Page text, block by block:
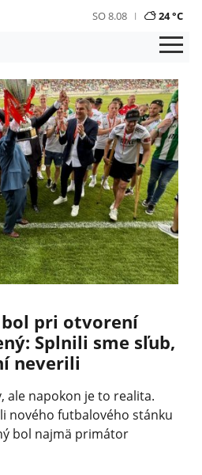
SO 8.08 24 °C
pri otvorení
Splnili sme sľub,
neverili
ale napokon je to realita.
nového futbalového stánku
bol najmä primátor